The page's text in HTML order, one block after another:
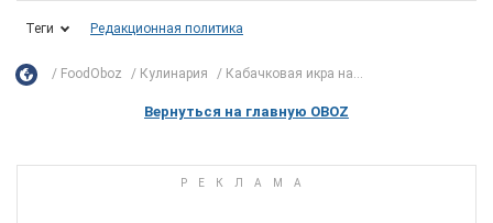
Теги Редакционная политика
FoodOboz Кулинария Кабачковая икра на...
Вернуться на главную OBOZ